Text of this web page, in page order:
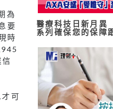
為
要
時
可
醫療科技日新月異
系列確保您的保障